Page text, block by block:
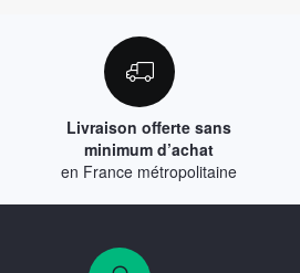
Livraison offerte sans
minimum d’achat
en France métropolitaine